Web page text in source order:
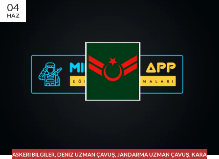
04
HAZ
ASKERI BILGILER DENIZ UZMAN ÇAVUŞ JANDARMA UZMAN ÇAVUŞ KARA